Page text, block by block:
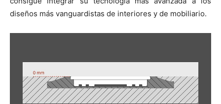
diseños más vanguardistas de interiores y de mobiliario.